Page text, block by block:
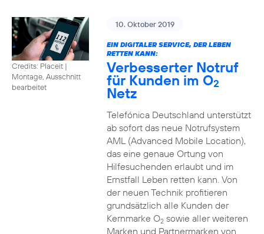
Credits: Placeit |
Montage, Ausschnitt
bearbeitet
10. Oktober 2019
EIN DIGITALER SERVICE, DER LEBEN
RETTEN KANN:
Verbesserter Notruf
für Kunden im O2
Netz
Telefónica Deutschland unterstützt
ab sofort das neue Notrufsystem
AML (Advanced Mobile Location),
das eine genaue Ortung von
Hilfesuchenden erlaubt und im
Ernstfall Leben retten kann. Von
der neuen Technik profitieren
grundsätzlich alle Kunden der
Kernmarke O2sowie aller weiteren
Marken und Partnermarken von